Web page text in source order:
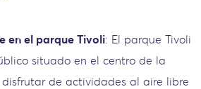
en el parque Tivoli: El parque Tivoli
situado en el centro de la
de actividades al aire libre